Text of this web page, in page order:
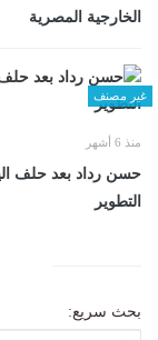
الخارجية المصرية
غير مصنف
منذ 6 أشهر
حسن رداد بعد حلف
التطوير
بحث سريع: